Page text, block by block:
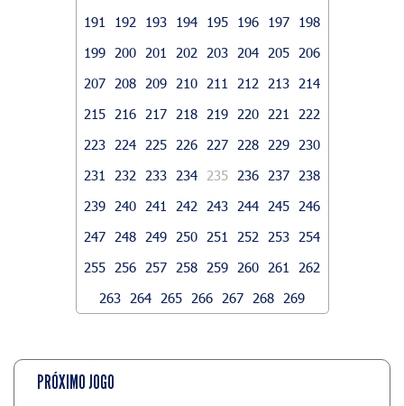
191
192 193 194 195 196 197
198
199
200 201 202 203 204 205
206
207
208 209 210 211 212 213
214
215
216 217 218 219 220 221
222
223
224 225 226 227 228 229
230
231
232 233 234 235 236 237
238
239
240 241 242 243 244 245
246
247
248 249 250 251 252 253
254
255
256 257 258 259 260 261
262
263
264 265 266 267 268 269
PRÓXIMO JOGO